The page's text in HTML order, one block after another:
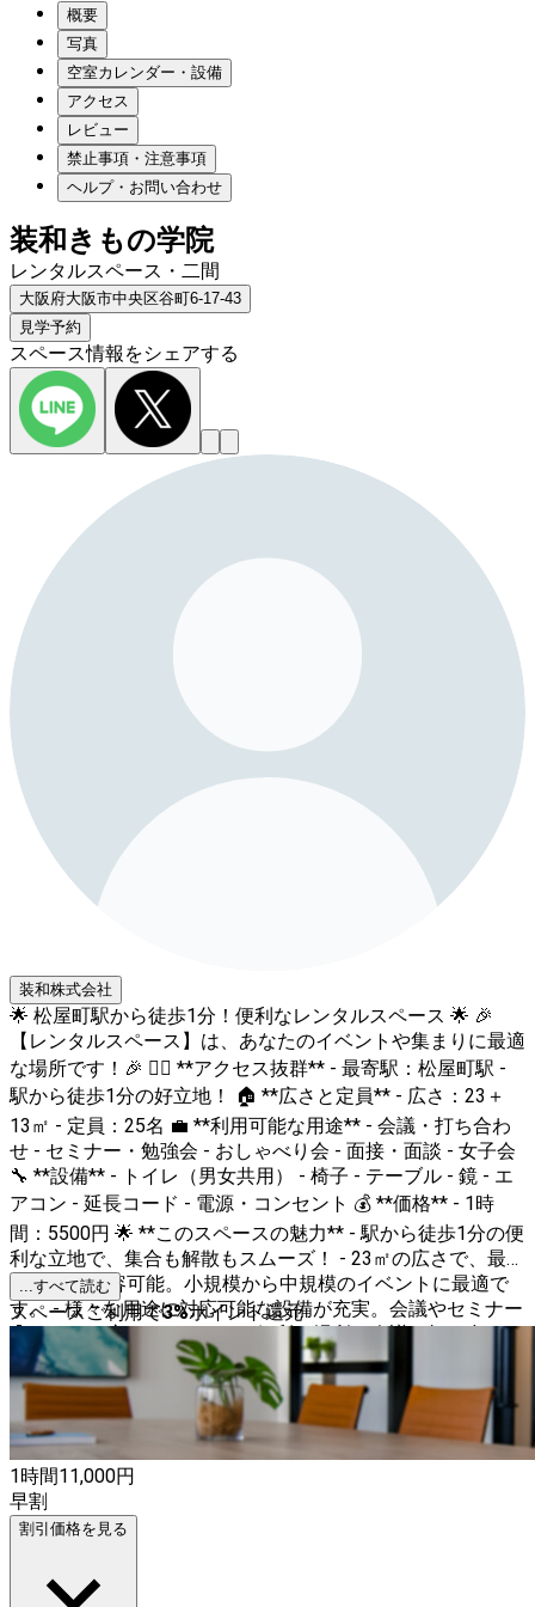
概要
写真
空室カレンダー・設備
アクセス
レビュー
禁止事項・注意事項
ヘルプ・お問い合わせ
装和きもの学院
レンタルスペース・二間
大阪府大阪市中央区谷町6-17-43
見学予約
スペース情報をシェアする
装和株式会社
🌟 松屋町駅から徒歩1分！便利なレンタルスペース 🌟 🎉
【レンタルスペース】は、あなたのイベントや集まりに最適
な場所です！🎉 🚶‍♂️ **アクセス抜群** - 最寄駅：松屋町駅 -
駅から徒歩1分の好立地！ 🏠 **広さと定員** - 広さ：23＋
13㎡ - 定員：25名 💼 **利用可能な用途** - 会議・打ち合わ
せ - セミナー・勉強会 - おしゃべり会 - 面接・面談 - 女子会
🔧 **設備** - トイレ（男女共用） - 椅子 - テーブル - 鏡 - エ
アコン - 延長コード - 電源・コンセント 💰 **価格** - 1時
間：5500円 🌟 **このスペースの魅力** - 駅から徒歩1分の便
利な立地で、集合も解散もスムーズ！ - 23㎡の広さで、最大
15名まで収容可能。小規模から中規模のイベントに最適で
す。 - 様々な用途に対応可能な設備が充実。会議やセミナー
🎈 **こんな方におすすめ** - 便利な場所で会議や打ち合わせ
をしたい方 - セミナーや勉強会を開催したい方 - 友達と楽し
いおしゃべり会や女子会を開きたい方 🌟 **特別な一日を、
特別な場所で！** 【レンタルスペース】で、あなたのイベ
ントを成功させましょう！
...すべて読む
スペースご利用で3%ポイント還元
1時間11,000円
早割
割引価格を見る